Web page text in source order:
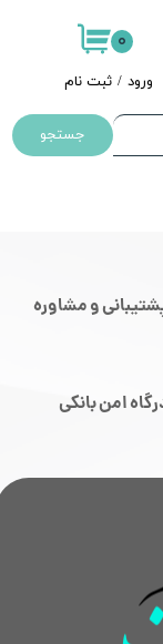
ورود / ثبت نام
۰
جستجو
امن بانکی
و مشاوره